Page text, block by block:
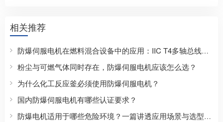
相关推荐
防爆伺服电机在燃料混合设备中的应用：IIC T4多轴总线控制方案
粉尘与可燃气体同时存在，防爆伺服电机应该怎么选？
为什么化工反应釜必须使用防爆伺服电机？
国内防爆伺服电机有哪些认证要求？
防爆电机适用于哪些危险环境？一篇讲透应用场景与选型逻辑的深度解析